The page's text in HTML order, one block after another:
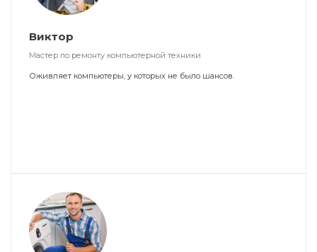
Виктор
Мастер по ремонту компьютерной техники
Оживляет компьютеры, у которых не было шансов.